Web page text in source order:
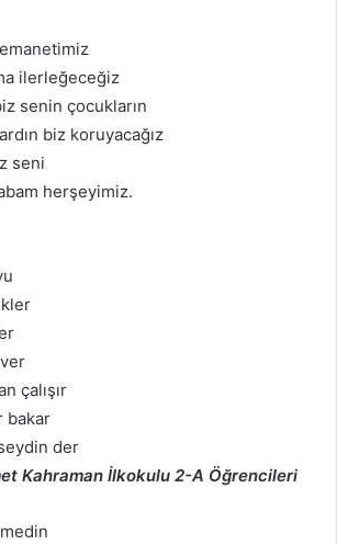
ilerleğeceğiz
senin çocukların
biz koruyacağız
seni
herşeyimiz.
çalışır
bakar
der
Kahraman İlkokulu 2-A Öğrencileri